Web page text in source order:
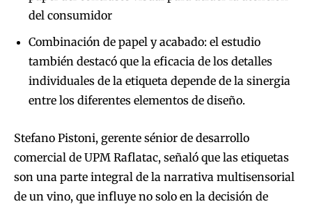
del consumidor
Combinación de papel y acabado: el estudio
también destacó que la eficacia de los detalles
individuales de la etiqueta depende de la sinergia
entre los diferentes elementos de diseño.
Stefano Pistoni, gerente sénior de desarrollo
comercial de UPM Raflatac, señaló que las etiquetas
son una parte integral de la narrativa multisensorial
de un vino, que influye no solo en la decisión de